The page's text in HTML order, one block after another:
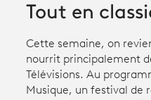
Creators
À la une
Participer et assister à
Tout en
Cette semaine, on
nourrit principalement
Télévisions. Au
Musique, un festival de